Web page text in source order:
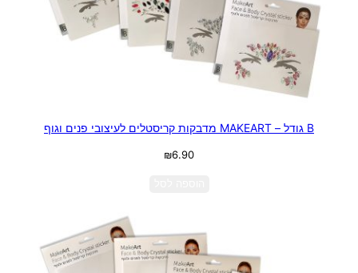
B גודל – MAKEART מדבקות קריסטלים לעיצובי פנים וגוף
₪6.90